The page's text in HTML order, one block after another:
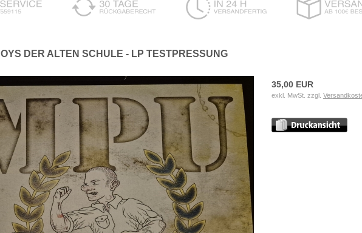
DER ALTEN SCHULE - LP TESTPRESSUNG
35,00 EUR
exkl. MwSt. zzgl.